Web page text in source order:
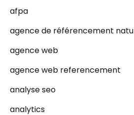
afpa
agence de référencement
agence web
agence web referencement
analyse seo
analytics